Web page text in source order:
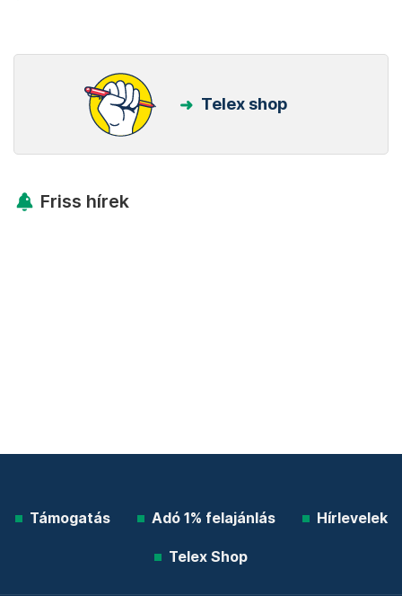
Telex shop
Friss hírek
Támogatás Adó 1% felajánlás Hírlevelek
Telex Shop